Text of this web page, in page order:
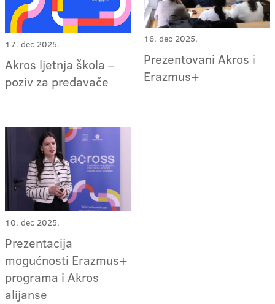
17. dec 2025.
Akros ljetnja škola –
poziv za predavače
16. dec 2025.
Prezentovani Akros i
Erazmus+
10. dec 2025.
Prezentacija
mogućnosti Erazmus+
programa i Akros
alijanse